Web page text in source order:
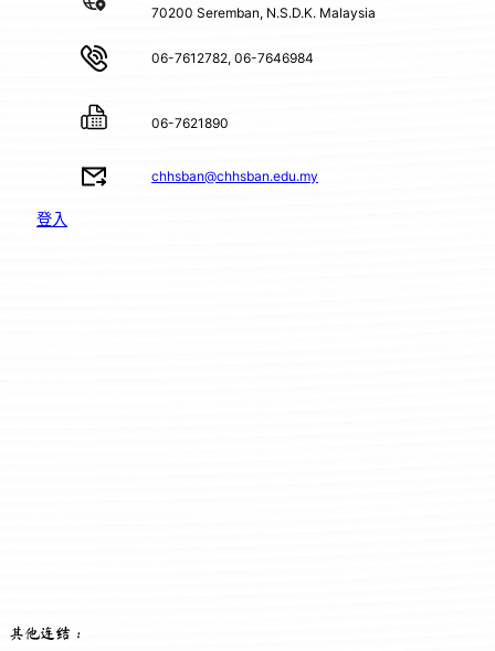
70200 Seremban, N.S.D.K. Malaysia
06-7612782, 06-7646984
06-7621890
chhsban@chhsban.edu.my
登入
其他连结：